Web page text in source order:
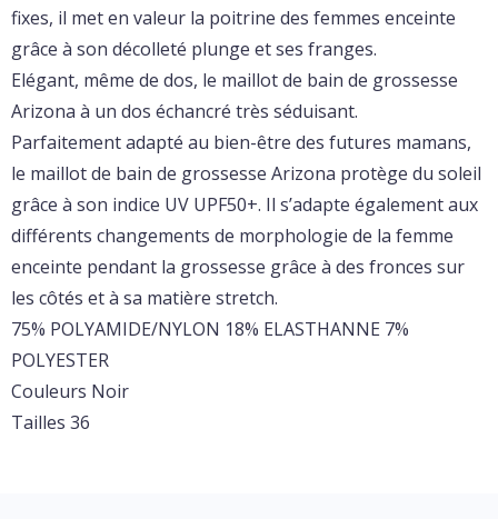
fixes, il met en valeur la poitrine des femmes enceinte
grâce à son décolleté plunge et ses franges.
Elégant, même de dos, le maillot de bain de grossesse
Arizona à un dos échancré très séduisant.
Parfaitement adapté au bien-être des futures mamans,
le maillot de bain de grossesse Arizona protège du soleil
grâce à son indice UV UPF50+. Il s’adapte également aux
différents changements de morphologie de la femme
enceinte pendant la grossesse grâce à des fronces sur
les côtés et à sa matière stretch.
75% POLYAMIDE/NYLON 18% ELASTHANNE 7%
POLYESTER
Couleurs Noir
Tailles 36